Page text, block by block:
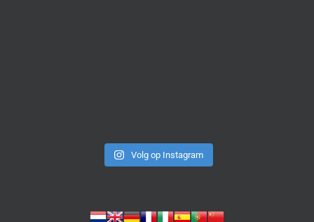
Volg op Instagram